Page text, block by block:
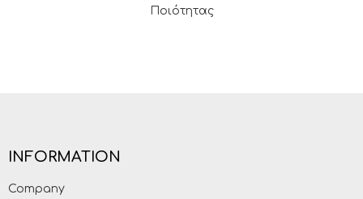
Ποιότητας
INFORMATION
Company